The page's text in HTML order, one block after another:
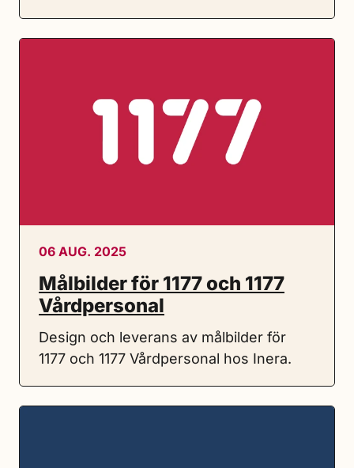
06 AUG. 2025
Målbilder för 1177 och 1177
Vårdpersonal
Design och leverans av målbilder för
1177 och 1177 Vårdpersonal hos Inera.